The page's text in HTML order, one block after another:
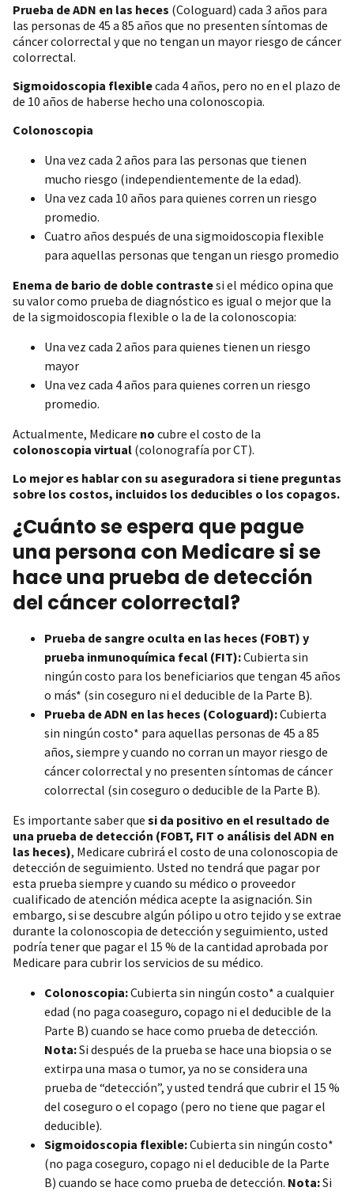
Prueba de ADN en las heces (Cologuard) cada 3 años para
las personas de 45 a 85 años que no presenten síntomas de
cáncer colorrectal y que no tengan un mayor riesgo de cáncer
colorrectal.
Sigmoidoscopia flexiblecada 4 años, pero no en el plazo de
de 10 años de haberse hecho una colonoscopia.
Colonoscopia
Una vez cada 2 años para las personas que tienen
mucho riesgo (independientemente de la edad).
Una vez cada 10 años para quienes corren un riesgo
promedio.
Cuatro años después de una sigmoidoscopia flexible
para aquellas personas que tengan un riesgo promedio
Enema de bario de doble contrastesi el médico opina que
su valor como prueba de diagnóstico es igual o mejor que la
de la sigmoidoscopia flexible o la de la colonoscopia:
Una vez cada 2 años para quienes tienen un riesgo
mayor
Una vez cada 4 años para quienes corren un riesgo
promedio.
Actualmente, Medicare no cubre el costo de la
colonoscopia virtual (colonografía por CT).
Lo mejor es hablar con su aseguradora si tiene preguntas
sobre los costos, incluidos los deducibles o los copagos.
¿Cuánto se espera que pague
una persona con Medicare si se
hace una prueba de detección
del cáncer colorrectal?
Prueba de sangre oculta en las heces (FOBT) y
prueba inmunoquímica fecal (FIT):Cubierta sin
ningún costo para los beneficiarios que tengan 45 años
o más* (sin coseguro ni el deducible de la Parte B).
Prueba de ADN en las heces (Cologuard):Cubierta
sin ningún costo* para aquellas personas de 45 a 85
años, siempre y cuando no corran un mayor riesgo de
cáncer colorrectal y no presenten síntomas de cáncer
colorrectal (sin coseguro o deducible de la Parte B).
Es importante saber que si da positivo en el resultado de
una prueba de detección (FOBT, FIT o análisis del ADN en
las heces), Medicare cubrirá el costo de una colonoscopia de
detección de seguimiento. Usted no tendrá que pagar por
esta prueba siempre y cuando su médico o proveedor
cualificado de atención médica acepte la asignación. Sin
embargo, si se descubre algún pólipo u otro tejido y se extrae
durante la colonoscopia de detección y seguimiento, usted
podría tener que pagar el 15 % de la cantidad aprobada por
Medicare para cubrir los servicios de su médico.
Colonoscopia:Cubierta sin ningún costo* a cualquier
edad (no paga coaseguro, copago ni el deducible de la
Parte B) cuando se hace como prueba de detección.
Nota:Si después de la prueba se hace una biopsia o se
extirpa una masa o tumor, ya no se considera una
prueba de “detección”, y usted tendrá que cubrir el 15 %
del coseguro o el copago (pero no tiene que pagar el
deducible).
Sigmoidoscopia flexible:Cubierta sin ningún costo*
(no paga coseguro, copago ni el deducible de la Parte
B) cuando se hace como prueba de detección. Nota:Si